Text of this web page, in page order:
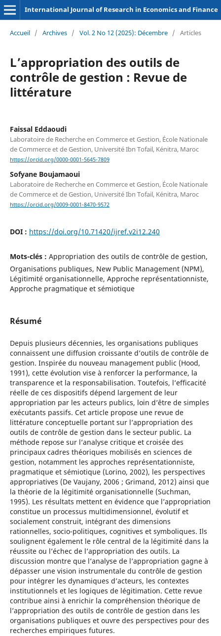
International Journal of Research in Economics and Finance
Accueil / Archives / Vol. 2 No 12 (2025): Décembre / Articles
L’appropriation des outils de
contrôle de gestion : Revue de
littérature
Faissal Eddaoudi
Laboratoire de Recherche en Commerce et Gestion, École Nationale
de Commerce et de Gestion, Université Ibn Tofail, Kénitra, Maroc
https://orcid.org/0000-0001-5645-7809
Sofyane Boujamaoui
Laboratoire de Recherche en Commerce et Gestion, École Nationale
de Commerce et de Gestion, Université Ibn Tofail, Kénitra, Maroc
https://orcid.org/0009-0001-8470-9572
DOI : https://doi.org/10.71420/ijref.v2i12.240
Mots-clés : Appropriation des outils de contrôle de gestion,
Organisations publiques, New Public Management (NPM),
Légitimité organisationnelle, Approche représentationniste,
Approche pragmatique et sémiotique
Résumé
Depuis plusieurs décennies, les organisations publiques
connaissent une diffusion croissante d’outils de contrôle de
gestion. Inspirée du nouveau management public (Hood,
1991), cette évolution vise à renforcer la performance, la
transparence et la responsabilisation. Toutefois, l’efficacité
réelle de ces dispositifs dépend largement de leur
appropriation par les acteurs publics, loin d’être de simples
exécutants passifs. Cet article propose une revue de
littérature conceptuelle portant sur l’appropriation des
outils de contrôle de gestion dans le secteur public. La
méthode repose sur l’analyse critique et croisée des
principaux cadres théoriques mobilisés en sciences de
gestion, notamment les approches représentationniste,
pragmatique et sémiotique (Lorino, 2002), les perspectives
appropriatives (De Vaujany, 2006 ; Grimand, 2012) ainsi que
la théorie de la légitimité organisationnelle (Suchman,
1995). Les résultats mettent en évidence que l’appropriation
constitue un processus multidimensionnel, évolutif et
socialement construit, intégrant des dimensions
rationnelles, socio-politiques, cognitives et symboliques. Ils
soulignent également le rôle central de la légitimité dans la
réussite ou l’échec de l’appropriation des outils. La
discussion montre que l’analyse de l’appropriation gagne à
dépasser une vision instrumentale du contrôle de gestion
pour intégrer les dynamiques d’acteurs, les contextes
institutionnels et les logiques de légitimation. Cette revue
contribue ainsi à enrichir la compréhension théorique de
l’appropriation des outils de contrôle de gestion dans les
organisations publiques et ouvre des perspectives pour des
recherches empiriques futures.